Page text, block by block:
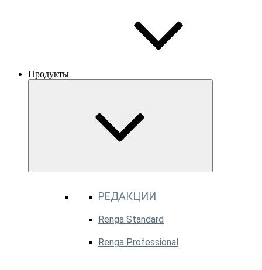
Продукты
РЕДАКЦИИ
Renga Standard
Renga Professional